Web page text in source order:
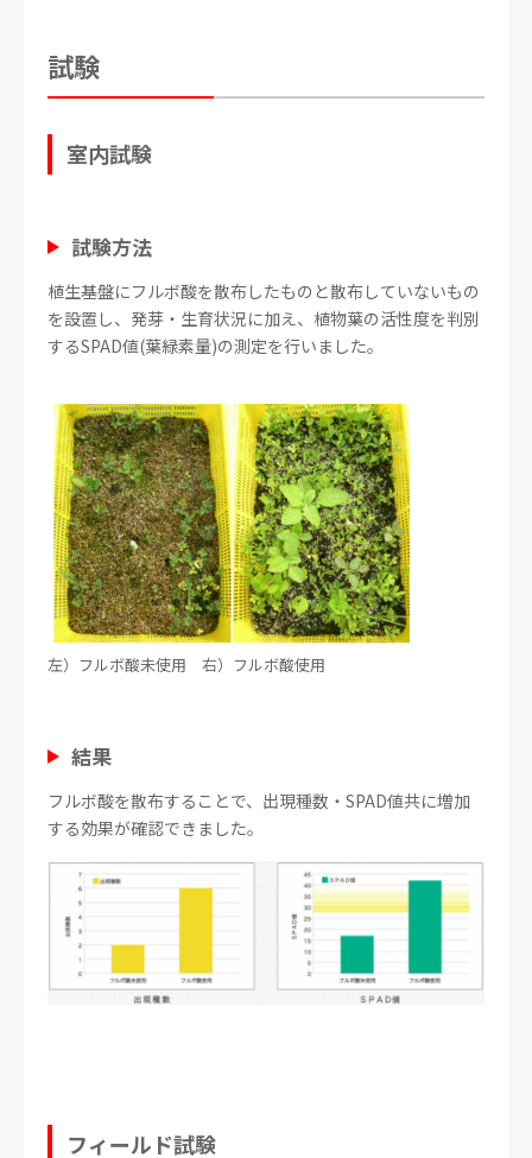
試験
室内試験
試験方法
植生基盤にフルボ酸を散布したものと散布していないもの
を設置し、発芽・生育状況に加え、植物葉の活性度を判別
するSPAD値(葉緑素量)の測定を行いました。
左）フルボ酸未使用 右）フルボ酸使用
結果
フルボ酸を散布することで、出現種数・SPAD値共に増加
する効果が確認できました。
フィールド試験